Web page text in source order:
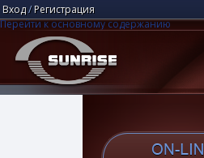
Перейти к основному содержанию
Вход/ Регистрация
Юридическая компания "Центр